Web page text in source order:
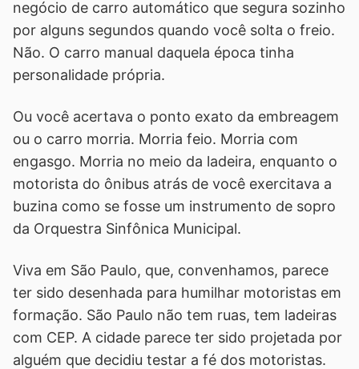
negócio de carro automático que segura sozinho
por alguns segundos quando você solta o freio.
Não. O carro manual daquela época tinha
personalidade própria.
Ou você acertava o ponto exato da embreagem
ou o carro morria. Morria feio. Morria com
engasgo. Morria no meio da ladeira, enquanto o
motorista do ônibus atrás de você exercitava a
buzina como se fosse um instrumento de sopro
da Orquestra Sinfônica Municipal.
Viva em São Paulo, que, convenhamos, parece
ter sido desenhada para humilhar motoristas em
formação. São Paulo não tem ruas, tem ladeiras
com CEP. A cidade parece ter sido projetada por
alguém que decidiu testar a fé dos motoristas.